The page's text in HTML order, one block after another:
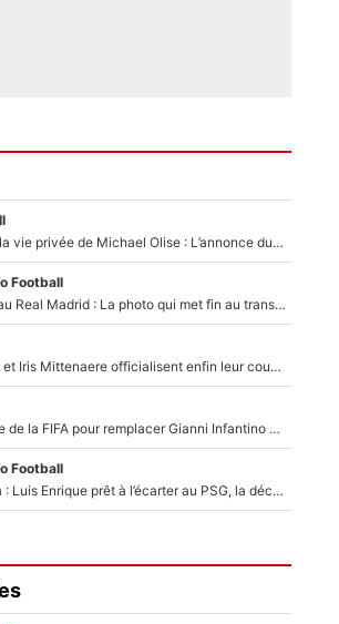
Scandale dans la vie privée de Michael Olise : L’annonce du Bayern Munich sur son enfant caché
Football
Yan Diomandé au Real Madrid : La photo qui met fin au transfert de l’été !
Antoine Dupont et Iris Mittenaere officialisent enfin leur couple : La photo qui enflamme les réseaux sociaux
Du PSG à la tête de la FIFA pour remplacer Gianni Infantino ? «Il serait un mauvais président», le patron de la Liga s'attaque à Nasser Al-Khelaïfi !
Football
Bradley Barcola : Luis Enrique prêt à l’écarter au PSG, la décision qui va accélérer son transfert à Liverpool ?